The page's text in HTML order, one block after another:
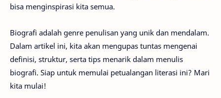
bisa menginspirasi kita semua.
Biografi adalah genre penulisan yang unik dan mendalam.
Dalam artikel ini, kita akan mengupas tuntas mengenai
definisi, struktur, serta tips menarik dalam menulis
biografi. Siap untuk memulai petualangan literasi ini? Mari
kita mulai!